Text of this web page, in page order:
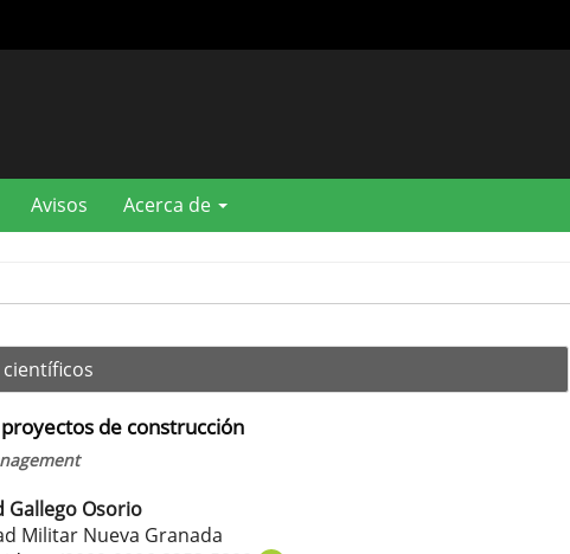
Avisos Acerca de
de construcción
Gallego Osorio
Militar Nueva Granada